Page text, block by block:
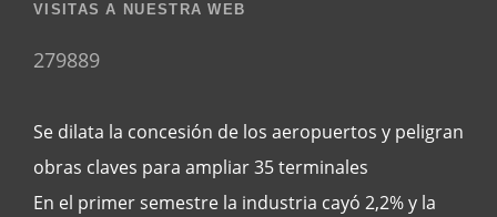
VISITAS A NUESTRA WEB
279889
Se dilata la concesión de los aeropuertos y peligran
obras claves para ampliar 35 terminales
En el primer semestre la industria cayó 2,2% y la